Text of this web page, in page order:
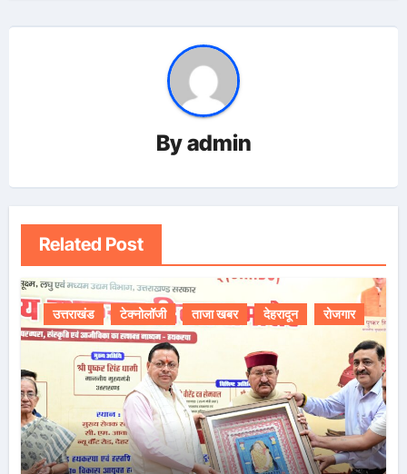
Byadmin
Related Post
उत्तराखंड टेक्नोलॉजी ताजा खबर देहरादून रोजगार